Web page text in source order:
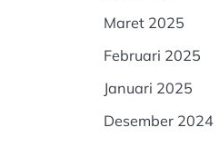
Maret 2025
Februari 2025
Januari 2025
Desember 2024